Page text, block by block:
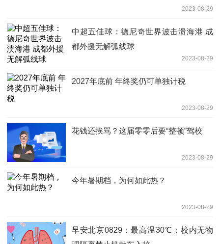
2023-08-29
中超五佳球：德尼奇世界波击溃海港 成
都外援无解弧线球
2023-08-29
2027年底前 年终奖仍可单独计税
2023-08-29
花钱还挨骂？这届零零后要“整顿”驾校
2023-08-29
今年暑期档，为何如此热？
2023-08-29
早安北京0829：最高温30℃；校内无物